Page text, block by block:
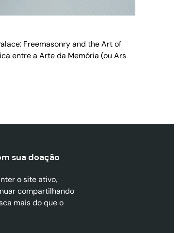
Freemasonry and the Art of
entre a Arte da Memória (ou Ars
sua doação
o site ativo,
compartilhando
mais do que o